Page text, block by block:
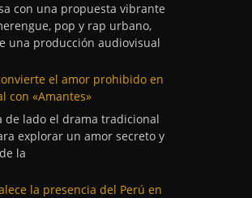
con una propuesta vibrante
pop y rap urbano,
una producción audiovisual
el amor prohibido en
con «Amantes»
de lado el drama tradicional
explorar un amor secreto y
la
la presencia del Perú en